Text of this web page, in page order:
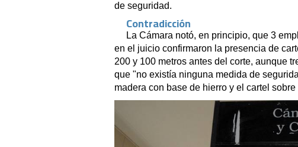
de seguridad.
Contradicción
La Cámara notó, en principio, que 3
en el juicio confirmaron la presencia de
200 y 100 metros antes del corte, aunque
que "no existía ninguna medida de
madera con base de hierro y el cartel